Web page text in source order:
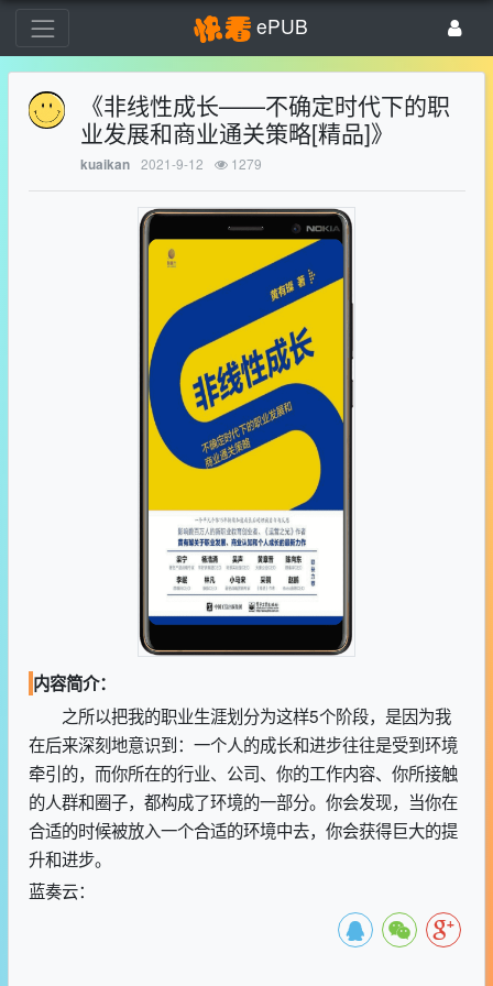
ePUB
《非线性成长——不确定时代下的职
业发展和商业通关策略[精品]》
kuaikan 2021-9-12 1279
内容简介：
之所以把我的职业生涯划分为这样5个阶段，是因为我
在后来深刻地意识到：一个人的成长和进步往往是受到环境
牵引的，而你所在的行业、公司、你的工作内容、你所接触
的人群和圈子，都构成了环境的一部分。你会发现，当你在
合适的时候被放入一个合适的环境中去，你会获得巨大的提
升和进步。
蓝奏云：